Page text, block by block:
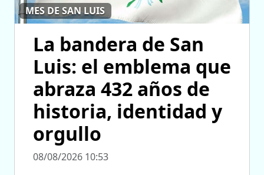
MES DE SAN LUIS
La bandera de San
Luis: el emblema que
abraza 432 años de
historia, identidad y
orgullo
08/08/2026 10:53